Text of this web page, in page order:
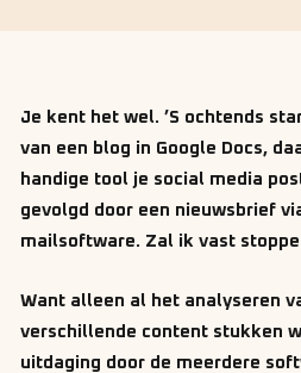
Je kent het wel. ’S ochtends
van een blog in Google Docs,
handige tool je social media
gevolgd door een nieuwsbrief
mailsoftware. Zal ik vast
Want alleen al het analyseren
verschillende content stukken
uitdaging door de meerdere